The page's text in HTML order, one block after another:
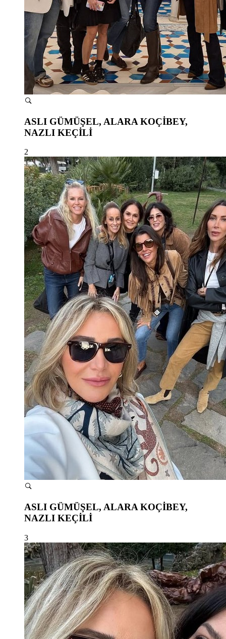
ASLI GÜMÜŞEL, ALARA KOÇİBEY,
NAZLI KEÇİLİ
2
ASLI GÜMÜŞEL, ALARA KOÇİBEY,
NAZLI KEÇİLİ
3